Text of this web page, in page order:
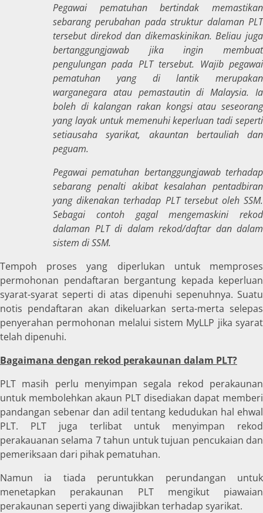
Pegawai pematuhan bertindak memastikan
sebarang perubahan pada struktur dalaman PLT
tersebut direkod dan dikemaskinikan. Beliau juga
bertanggungjawab jika ingin membuat
pengulungan pada PLT tersebut. Wajib pegawai
pematuhan yang di lantik merupakan
warganegara atau pemastautin di Malaysia. Ia
boleh di kalangan rakan kongsi atau seseorang
yang layak untuk memenuhi keperluan tadi seperti
setiausaha syarikat, akauntan bertauliah dan
peguam.
Pegawai pematuhan bertanggungjawab terhadap
sebarang penalti akibat kesalahan pentadbiran
yang dikenakan terhadap PLT tersebut oleh SSM.
Sebagai contoh gagal mengemaskini rekod
dalaman PLT di dalam rekod/daftar dan dalam
sistem di SSM.
Tempoh proses yang diperlukan untuk memproses
permohonan pendaftaran bergantung kepada keperluan
syarat-syarat seperti di atas dipenuhi sepenuhnya. Suatu
notis pendaftaran akan dikeluarkan serta-merta selepas
penyerahan permohonan melalui sistem MyLLP jika syarat
telah dipenuhi.
Bagaimana dengan rekod perakaunan dalam PLT?
PLT masih perlu menyimpan segala rekod perakaunan
untuk membolehkan akaun PLT disediakan dapat memberi
pandangan sebenar dan adil tentang kedudukan hal ehwal
PLT. PLT juga terlibat untuk menyimpan rekod
perakauanan selama 7 tahun untuk tujuan pencukaian dan
pemeriksaan dari pihak pematuhan.
Namun ia tiada peruntukkan perundangan untuk
menetapkan perakaunan PLT mengikut piawaian
perakaunan seperti yang diwajibkan terhadap syarikat.